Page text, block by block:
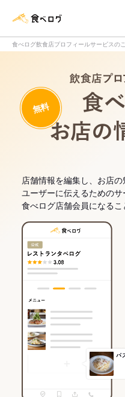
食べログ飲食店プロフィールサービスの
無料
店舗情報を編集し、お店
ユーザーに伝えるためのサ
食べログ店舗会員になるこ